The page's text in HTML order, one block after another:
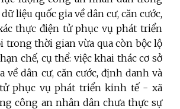
liệu quốc gia về dân cư, căn cước,
thực điện tử phục vụ phát triển
trong thời gian vừa qua còn bộc lộ
chế, cụ thể: việc khai thác cơ sở
về dân cư, căn cước, định danh và
phục vụ phát triển kinh tế - xã
công an nhân dân chưa thực sự